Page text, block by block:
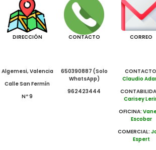
DIRECCIÓN
Algemesi, Valencia
Calle San Fermín
Nº 9
CONTACTO
650390887 (Solo
WhatsApp)
962423444
CORREO
Claudio
Carisey
OFICINA:
Escobar
COMERCIAL:
Espert